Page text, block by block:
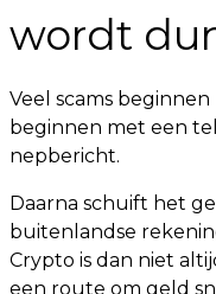
wordt
Veel scams
beginnen met een
nepbericht.
Daarna schuift het
buitenlandse
Crypto is dan niet
een route om geld